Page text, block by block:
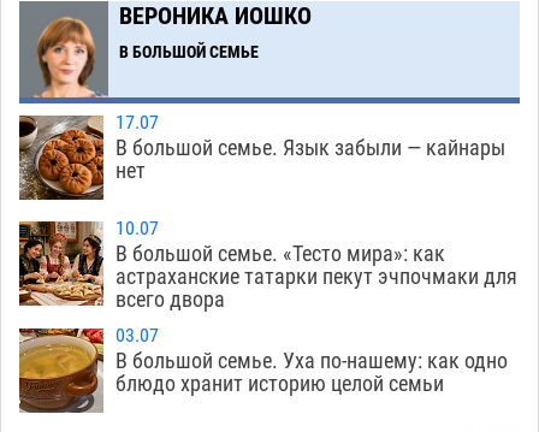
12:03
Тысячи астраханцев останутся без горячей
воды до двадцатого августа
10:51
Жителей Астраханской области просят
присмотреться к прохожим
09:01
Большой и Мариинский театры высадятся в
21:11
Начало положено: астраханский «Волгарь»
одержал первую победу в сезоне
20:21
Завтра экстремальное пекло продолжит
давить на Астрахань
08.08 796
ВЕРОНИКА ИОШКО
В БОЛЬШОЙ СЕМЬЕ
17.07
В большой семье. Язык забыли — кайнары
нет
10.07
В большой семье. «Тесто мира»: как
астраханские татарки пекут эчпочмаки для
всего двора
03.07
В большой семье. Уха по-нашему: как одно
блюдо хранит историю целой семьи